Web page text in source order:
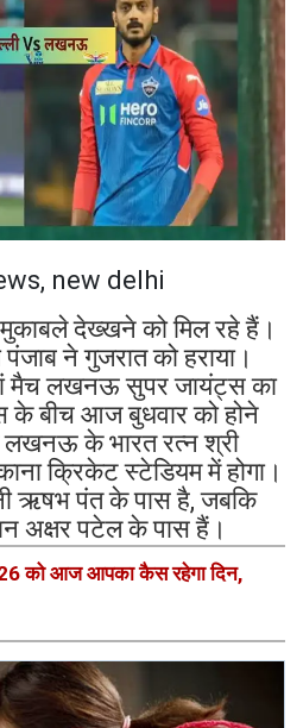
new delhi
देख्खने को मिल रहे हैं।
ने गुजरात को हराया।
मैच लखनऊ सुपर जायंट्स का
के बीच आज बुधवार को होने
लखनऊ के भारत रत्न श्री
क्रिकेट स्टेडियम में होगा।
ऋषभ पंत के पास है, जबकि
अक्षर पटेल के पास हैं।
को आज आपका कैस रहेगा दिन,